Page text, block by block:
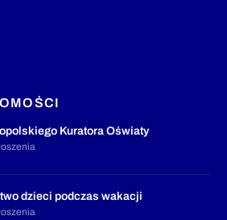
Kuratora Oświaty
dzieci podczas wakacji